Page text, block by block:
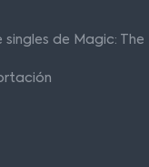
singles de Magic: The